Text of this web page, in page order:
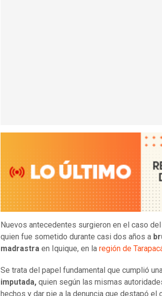
Nuevos antecedentes surgieron en el caso del
quien fue sometido durante casi dos años a
madrastra en Iquique, en la región de
Se trata del papel fundamental que cumplió
imputada, quien según las mismas
hechos y dar pie a la denuncia que destapó el